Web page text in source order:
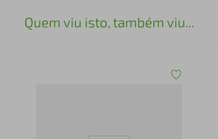
Quem viu isto, também viu...